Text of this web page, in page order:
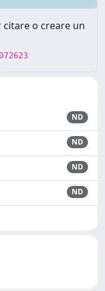
o creare un
ND
ND
ND
ND